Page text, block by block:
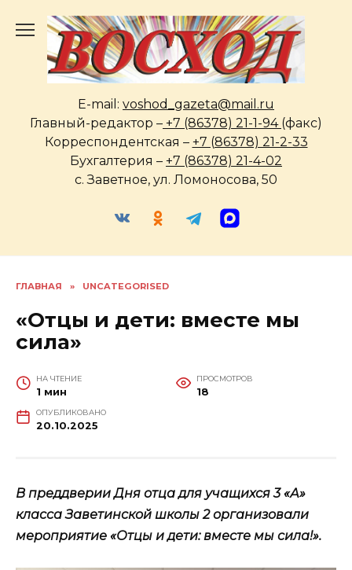
содержанию
E-mail: voshod_gazeta@mail.ru
Главный-редактор – +7 (86378) 21-1-94 (факс)
Корреспондентская – +7 (86378) 21-2-33
Бухгалтерия – +7 (86378) 21-4-02
с. Заветное, ул. Ломоносова, 50
ГЛАВНАЯ » UNCATEGORISED
«Отцы и дети: вместе мы
сила»
НА ЧТЕНИЕ
1 мин
ПРОСМОТРОВ
18
ОПУБЛИКОВАНО
20.10.2025
В преддверии Дня отца для учащихся 3 «А»
класса Заветинской школы 2 организовали
мероприятие «Отцы и дети: вместе мы сила!».